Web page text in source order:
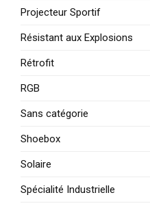
Projecteur Sportif
Résistant aux Explosions
Rétrofit
RGB
Sans catégorie
Shoebox
Solaire
Spécialité Industrielle